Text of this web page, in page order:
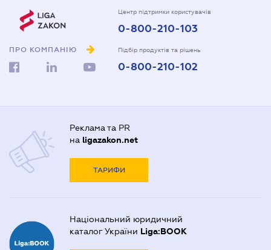
ПРО КОМПАНІЮ
Центр підтримки користувачів
0-800-210-103
Підбір продуктів та рішень
0-800-210-102
Реклама та PR
на ligazakon.net
ТАРИФИ
Національний юридичний
каталог України Liga:BOOK